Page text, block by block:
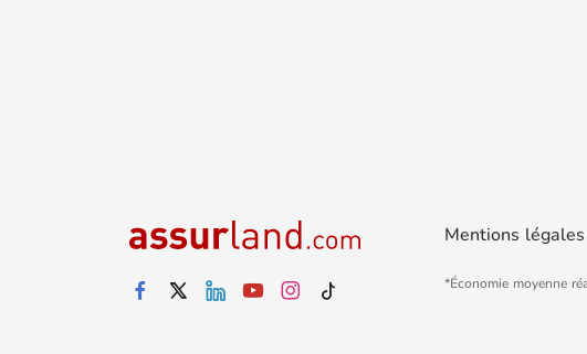
Mentions légales
*Économie moyenne